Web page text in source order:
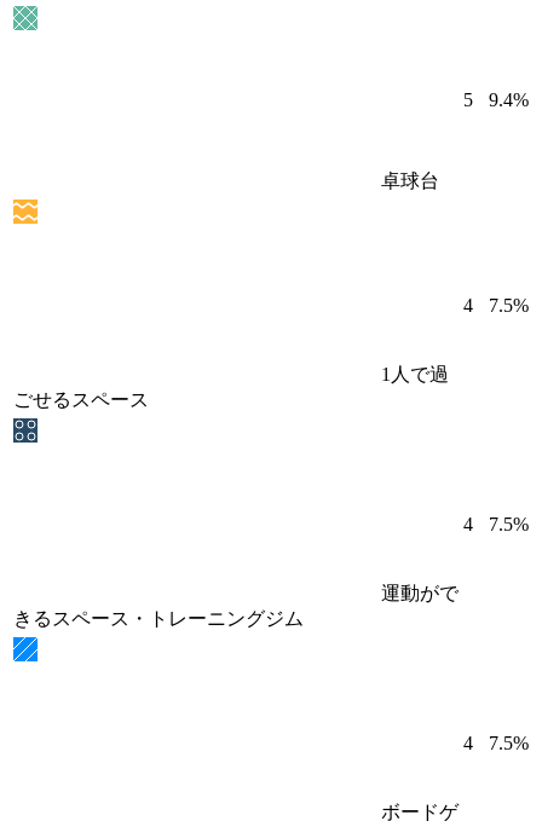
卓球台
5 9.4%
1人で過
ごせるスペース
4 7.5%
運動がで
きるスペース・トレーニングジム
4 7.5%
ボードゲ
4 7.5%